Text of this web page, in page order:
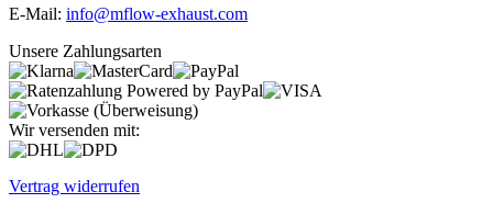
E-Mail: info@mflow-exhaust.com
Unsere Zahlungsarten
Wir versenden mit:
Vertrag widerrufen